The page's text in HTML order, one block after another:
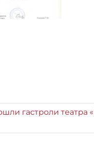
гастроли театра